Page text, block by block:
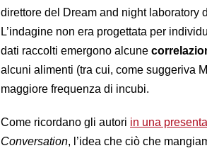
direttore del Dream and night laboratory
L’indagine non era progettata per
dati raccolti emergono alcune
alcuni alimenti (tra cui, come suggeriva
maggiore frequenza di incubi.
Come ricordano gli autori in una
Conversation, l’idea che ciò che